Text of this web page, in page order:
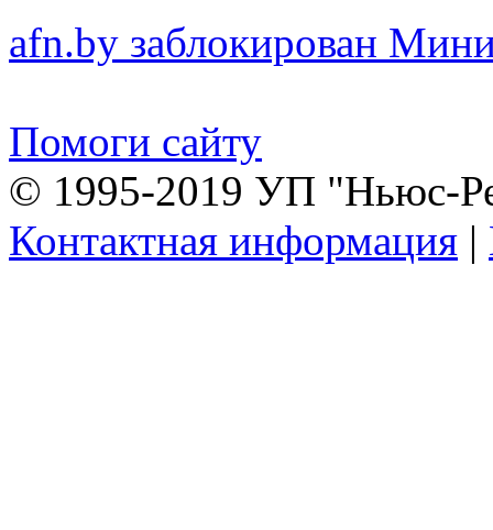
afn.by заблокирован
Помоги сайту
© 1995-2019 УП "Ньюс-
Контактная информация |